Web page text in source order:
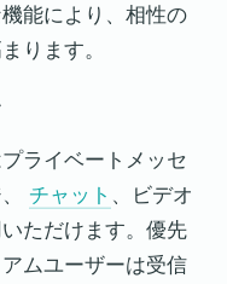
能により、相性の
ります。
ライベートメッセ
チャット 、ビデオ
ただけます。優先
ムユーザーは受信